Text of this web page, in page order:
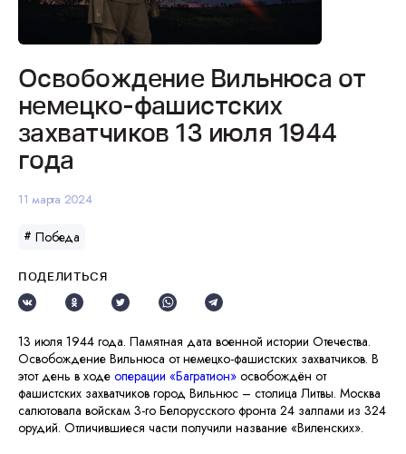
Освобождение Вильнюса от
немецко-фашистских
захватчиков 13 июля 1944
года
11 марта 2024
# Победа
ПОДЕЛИТЬСЯ
13 июля 1944 года. Памятная дата военной истории Отечества.
Освобождение Вильнюса от немецко-фашистских захватчиков. В
этот день в ходе операции «Багратион» освобождён от
фашистских захватчиков город Вильнюс – столица Литвы. Москва
салютовала войскам 3-го Белорусского фронта 24 залпами из 324
орудий. Отличившиеся части получили название «Виленских».